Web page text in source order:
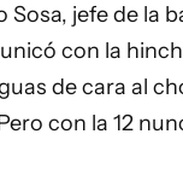
Sosa, jefe de la
con la
de cara al
con la 12